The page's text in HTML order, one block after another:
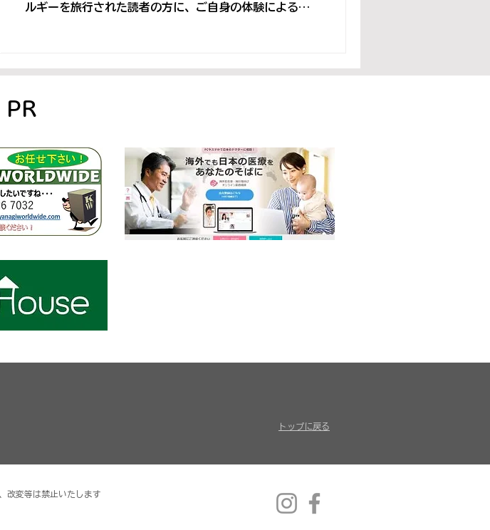
ルギーを旅行された読者の方に、ご自身の体験による注
PR
トップに戻る
変等は禁止いたします